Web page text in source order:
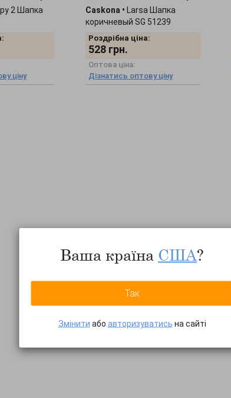
2 Шапка
ціну
Caskona •
Larsa Шапка
коричневый SG 51239
Роздрібна ціна:
528 грн.
Оптова ціна:
Дізнатись оптову ціну
Ваша країна США?
Так
Змінити або авторизуватись на сайті